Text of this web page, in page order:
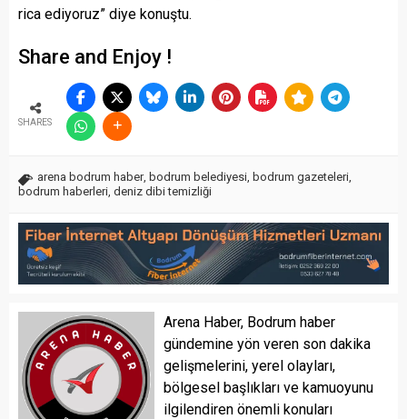
rica ediyoruz” diye konuştu.
Share and Enjoy !
SHARES
arena bodrum haber, bodrum belediyesi bodrum gazeteleri
bodrum haberleri deniz dibi temizliği
Arena Haber, Bodrum haber
gündemine yön veren son dakika
gelişmelerini, yerel olayları,
bölgesel başlıkları ve kamuoyunu
ilgilendiren önemli konuları